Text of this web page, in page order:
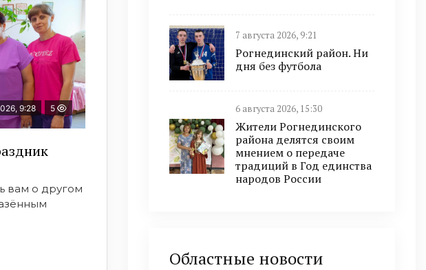
9:28 5
вам о другом
7 августа 2026, 9:21
Рогнединский район. Ни
дня без футбола
6 августа 2026, 15:30
Жители Рогнединского
района делятся своим
мнением о передаче
традиций в Год единства
народов России
Областные новости